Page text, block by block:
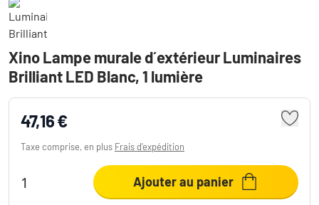
Xino Lampe murale d´extérieur Luminaires
Brilliant LED Blanc, 1 lumière
47,16 €
Taxe comprise, en plus Frais d'expédition
Ajouter au panier